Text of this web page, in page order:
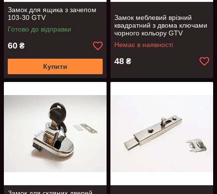
Замок для ящика з зачепом
103-30 GTV
Готово до відправки
60 ₴
Купити
Замок меблевий врізний
квадратний з двома ключами
чорного кольору GTV
Немає в наявності
48 ₴